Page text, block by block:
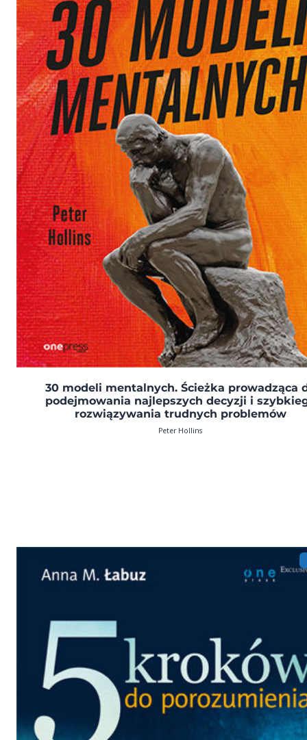
30 modeli mentalnych. Ścieżka prowadząca
podejmowania najlepszych decyzji i
rozwiązywania trudnych problemów
Peter Hollins